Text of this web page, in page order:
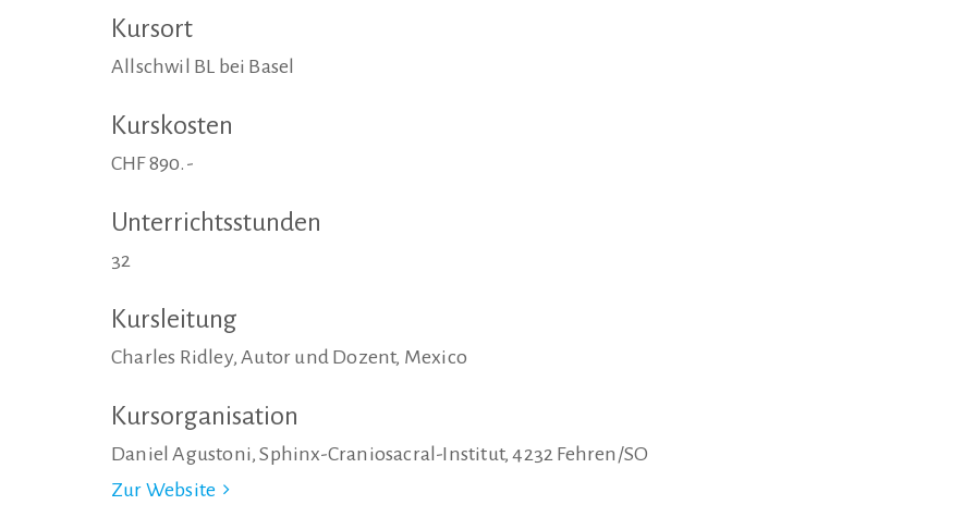
Kursort
Allschwil BL bei Basel
Kurskosten
CHF 890.-
Unterrichtsstunden
32
Kursleitung
Charles Ridley, Autor und Dozent, Mexico
Kursorganisation
Daniel Agustoni, Sphinx-Craniosacral-Institut, 4232 Fehren/SO
Zur Website